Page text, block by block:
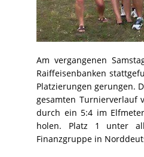
Am vergangenen
Raiffeisenbanken
Platzierungen gerungen.
gesamten Turnierverlauf
durch ein 5:4 im
holen. Platz 1 unter
Finanzgruppe in